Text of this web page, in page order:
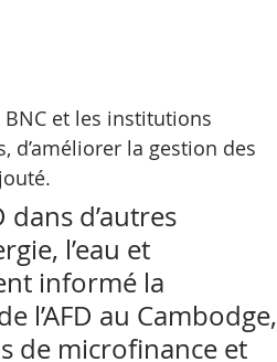
BNC et les institutions
d’améliorer la gestion des
d’autres
l’eau et
informé la
l’AFD au Cambodge,
de microfinance et